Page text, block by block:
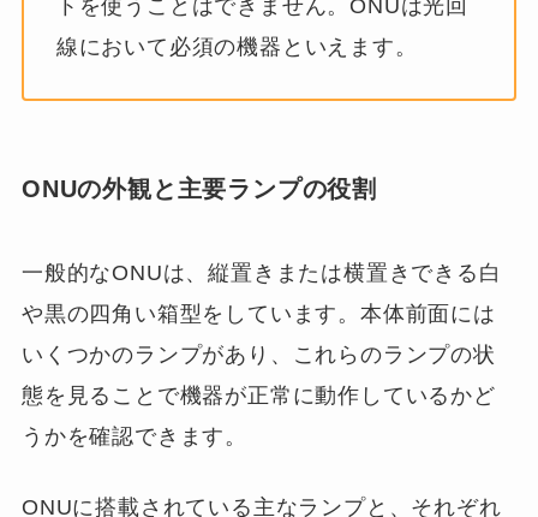
トを使うことはできません。ONUは光回
線において必須の機器といえます。
ONUの外観と主要ランプの役割
一般的なONUは、縦置きまたは横置きできる白
や黒の四角い箱型をしています。本体前面には
いくつかのランプがあり、これらのランプの状
態を見ることで機器が正常に動作しているかど
うかを確認できます。
ONUに搭載されている主なランプと、それぞれ